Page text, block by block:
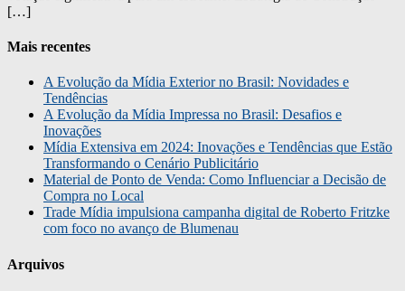
[…]
Mais recentes
A Evolução da Mídia Exterior no Brasil: Novidades e
Tendências
A Evolução da Mídia Impressa no Brasil: Desafios e
Inovações
Mídia Extensiva em 2024: Inovações e Tendências que Estão
Transformando o Cenário Publicitário
Material de Ponto de Venda: Como Influenciar a Decisão de
Compra no Local
Trade Mídia impulsiona campanha digital de Roberto Fritzke
com foco no avanço de Blumenau
Arquivos